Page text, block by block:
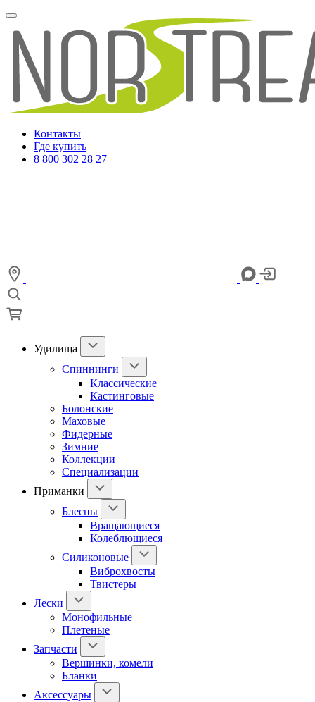
Контакты
Где купить
8 800 302 28 27
Удилища
Спиннинги
Классические
Кастинговые
Болонские
Маховые
Фидерные
Зимние
Коллекции
Специализации
Приманки
Блесны
Вращающиеся
Колеблющиеся
Силиконовые
Виброхвосты
Твистеры
Лески
Монофильные
Плетеные
Запчасти
Вершинки, комели
Бланки
Аксессуары